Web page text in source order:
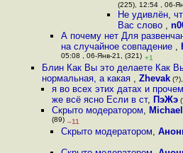
(225), 12:54 , 06-
Не удивлён,
Вас слово ,
А почему нет Для
на случайное совпадение ,
05:08 , 06-Янв-21, (321) +1
Блин Как Вы это делаете Как
нормальная, а какая ,Zhevak
я во всех этих датах и
же всё ясно Если в ст, ПэЖэ
Скрыто модератором,
(89) –11
Скрыто модератором,